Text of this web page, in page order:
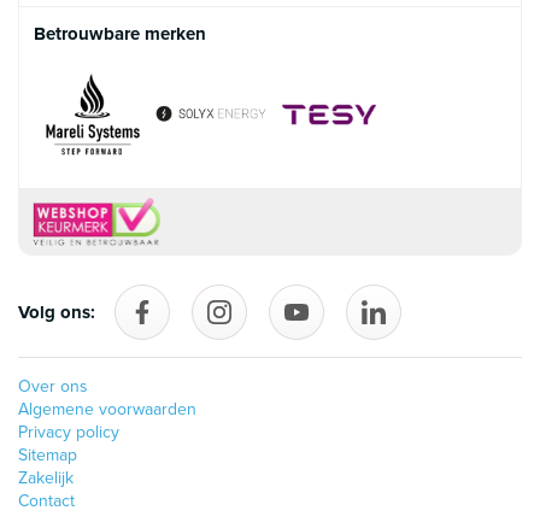
Betrouwbare merken
Volg ons: Volg ons op Facebook
follow_us_on_instagram
Volg ons op YouTube
Over ons
Algemene voorwaarden
Privacy policy
Sitemap
Zakelijk
Contact